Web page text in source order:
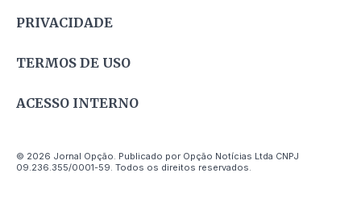
PRIVACIDADE
TERMOS DE USO
ACESSO INTERNO
© 2026 Jornal Opção. Publicado por Opção Notícias Ltda CNPJ
09.236.355/0001-59. Todos os direitos reservados.